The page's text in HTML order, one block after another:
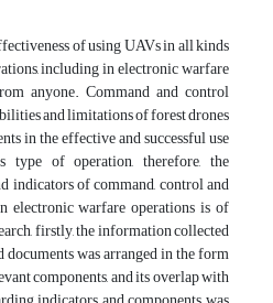
of using UAVs in all kinds
including in electronic warfare
anyone. Command and control
and limitations of forest drones
in the effective and successful use
of operation, therefore, the
indicators of command, control and
electronic warfare operations is of
firstly, the information collected
documents was arranged in the form
components, and its overlap with